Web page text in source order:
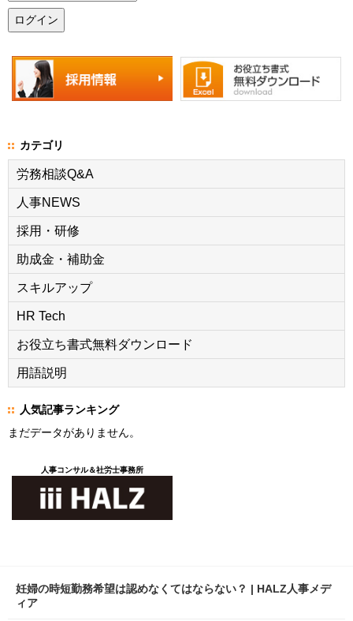
カテゴリ
労務相談Q&A
人事NEWS
採用・研修
助成金・補助金
スキルアップ
HR Tech
お役立ち書式無料ダウンロード
用語説明
人気記事ランキング
まだデータがありません。
人事コンサル＆社労士事務所
妊婦の時短勤務希望は認めなくてはならない？ | HALZ人事メデ
ィア